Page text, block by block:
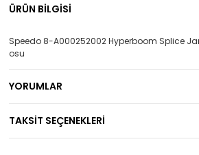
ÜRÜN BİLGİSİ
Speedo 8-A000252002 Hyperboom Splice
osu
YORUMLAR
TAKSİT SEÇENEKLERİ